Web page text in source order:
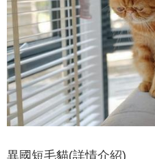
異國短毛貓(詳情介紹)